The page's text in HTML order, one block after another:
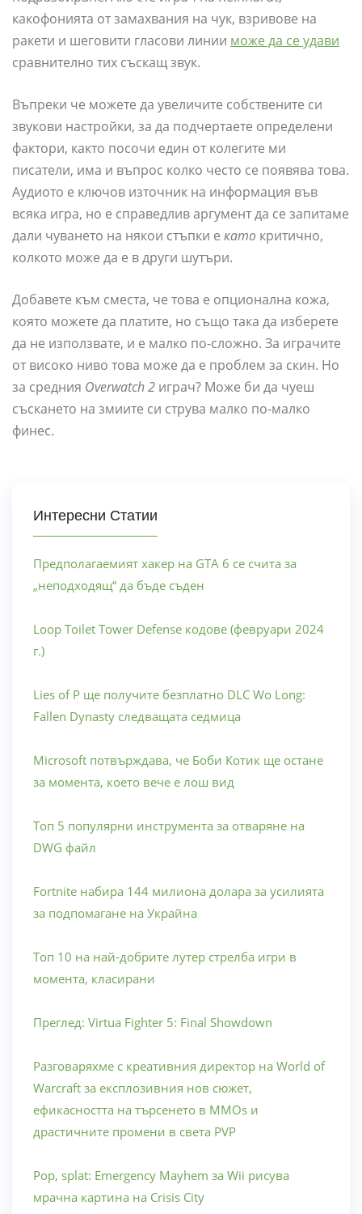
какофонията от замахвания на чук, взривове на
ракети и шеговити гласови линии може да се удави
сравнително тих съскащ звук.
Въпреки че можете да увеличите собствените си
звукови настройки, за да подчертаете определени
фактори, както посочи един от колегите ми
писатели, има и въпрос колко често се появява това.
Аудиото е ключов източник на информация във
всяка игра, но е справедлив аргумент да се запитаме
дали чуването на някои стъпки е като критично,
колкото може да е в други шутъри.
Добавете към сместа, че това е опционална кожа,
която можете да платите, но също така да изберете
да не използвате, и е малко по-сложно. За играчите
от високо ниво това може да е проблем за скин. Но
за средния Overwatch 2 играч? Може би да чуеш
съскането на змиите си струва малко по-малко
финес.
Интересни Статии
Предполагаемият хакер на GTA 6 се счита за
„неподходящ“ да бъде съден
Loop Toilet Tower Defense кодове (февруари 2024
г.)
Lies of P ще получите безплатно DLC Wo Long:
Fallen Dynasty следващата седмица
Microsoft потвърждава, че Боби Котик ще остане
за момента, което вече е лош вид
Топ 5 популярни инструмента за отваряне на
DWG файл
Fortnite набира 144 милиона долара за усилията
за подпомагане на Украйна
Топ 10 на най-добрите лутер стрелба игри в
момента, класирани
Преглед: Virtua Fighter 5: Final Showdown
Разговаряхме с креативния директор на World of
Warcraft за експлозивния нов сюжет,
ефикасността на търсенето в MMOs и
драстичните промени в света PVP
Pop, splat: Emergency Mayhem за Wii рисува
мрачна картина на Crisis City